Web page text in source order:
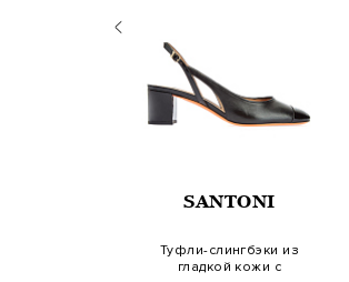
SANTONI
Туфли-слингбэки из
гладкой кожи с